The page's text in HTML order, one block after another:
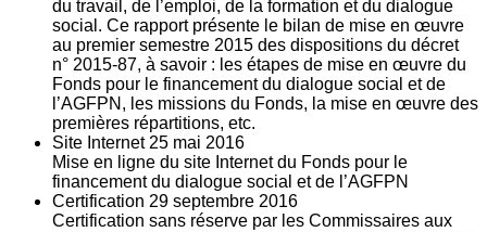
du travail, de l’emploi, de la formation et du dialogue
social. Ce rapport présente le bilan de mise en œuvre
au premier semestre 2015 des dispositions du décret
n° 2015-87, à savoir : les étapes de mise en œuvre du
Fonds pour le financement du dialogue social et de
l’AGFPN, les missions du Fonds, la mise en œuvre des
premières répartitions, etc.
Site Internet 25 mai 2016
Mise en ligne du site Internet du Fonds pour le
financement du dialogue social et de l’AGFPN
Certification 29 septembre 2016
Certification sans réserve par les Commissaires aux